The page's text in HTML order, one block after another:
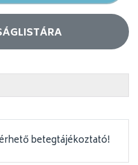
betegtájékoztató!